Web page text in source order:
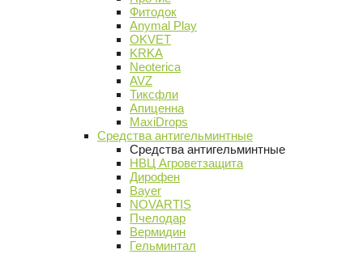
Фитодок
Anymal Play
OKVET
KRKA
Neoterica
AVZ
Тиксфли
Апиценна
MaxiDrops
Средства антигельминтные
Средства антигельминтные
НВЦ Агроветзащита
Дирофен
Bayer
NOVARTIS
Пчелодар
Вермидин
Гельминтал